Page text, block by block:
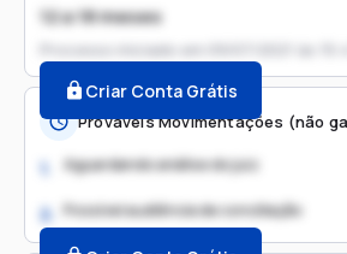
12 a 18 meses
Processo iniciado em 09/07/2021 às
Criar Conta Grátis
Prováveis Movimentações (não
1. Aguardando análise do juiz
2. Possível audiência de conciliação